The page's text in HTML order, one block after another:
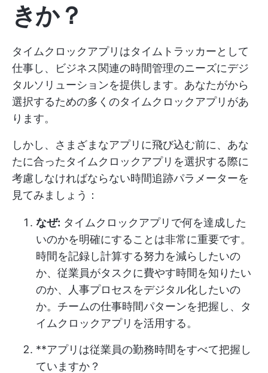
きか？
タイムクロックアプリはタイムトラッカーとして
仕事し、ビジネス関連の時間管理のニーズにデジ
タルソリューションを提供します。あなたがから
選択するための多くのタイムクロックアプリがあ
ります。
しかし、さまざまなアプリに飛び込む前に、あな
たに合ったタイムクロックアプリを選択する際に
考慮しなければならない時間追跡パラメーターを
見てみましょう：
なぜ: タイムクロックアプリで何を達成した
いのかを明確にすることは非常に重要です。
時間を記録し計算する努力を減らしたいの
か、従業員がタスクに費やす時間を知りたい
のか、人事プロセスをデジタル化したいの
か。チームの仕事時間パターンを把握し、タ
イムクロックアプリを活用する。
**アプリは従業員の勤務時間をすべて把握し
ていますか？